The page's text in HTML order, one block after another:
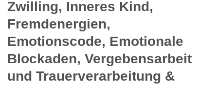
Zwilling, Inneres Kind,
Fremdenergien,
Emotionscode, Emotionale
Blockaden, Vergebensarbeit
und Trauerverarbeitung &